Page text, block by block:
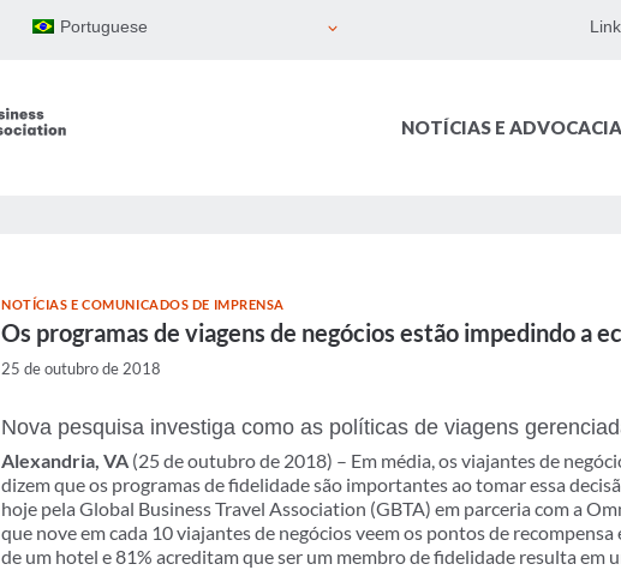
Portuguese
NOTÍCIAS E ADVOCACIA
NOTÍCIAS E COMUNICADOS DE IMPRENSA
Os programas de viagens de negócios estão impedindo a
25 de outubro de 2018
Nova pesquisa investiga como as políticas de viagens
Alexandria, VA (25 de outubro de 2018) – Em média, os viajantes de
dizem que os programas de fidelidade são importantes ao tomar essa
hoje pela Global Business Travel Association (GBTA) em parceria com a
que nove em cada 10 viajantes de negócios veem os pontos de
de um hotel e 81% acreditam que ser um membro de fidelidade resulta em